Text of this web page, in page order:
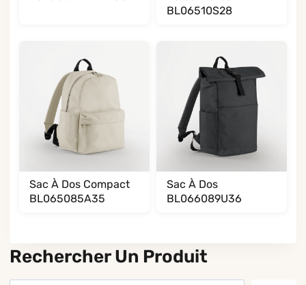
BL06510S28
Sac À Dos Compact
BL065085A35
Sac À Dos
BL066089U36
Rechercher Un Produit